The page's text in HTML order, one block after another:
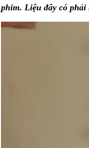
phim. Liệu đây có phải